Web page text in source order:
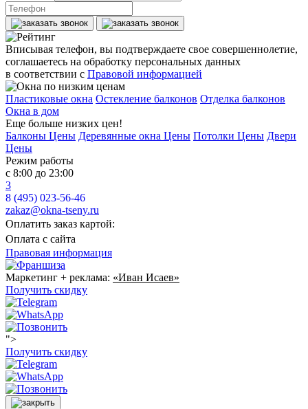
Вписывая телефон, вы подтверждаете свое совершеннолетие,
соглашаетесь на обработку персональных данных
в соответствии с Правовой информацией
Пластиковые окна Остекление балконов Отделка балконов
Окна в дом
Еще больше низких цен!
Балконы Цены Деревянные окна Цены Потолки Цены Двери
Цены
Режим работы
с 8:00 до 23:00
3
8 (495) 023-56-46
zakaz@okna-tseny.ru
Оплатить заказ картой:
Оплата с сайта
Правовая информация
Маркетинг + реклама: «Иван Исаев»
Получить скидку
">
Получить скидку